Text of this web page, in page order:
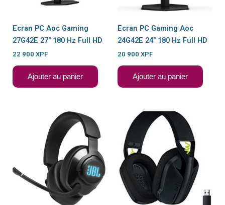
Ecran PC Aoc Gaming
27G42E 27″ 180 Hz Full HD
22 900 XPF
Ajouter au panier
Ecran PC Gaming Aoc
24G42E 24″ 180 Hz Full HD
20 900 XPF
Ajouter au panier